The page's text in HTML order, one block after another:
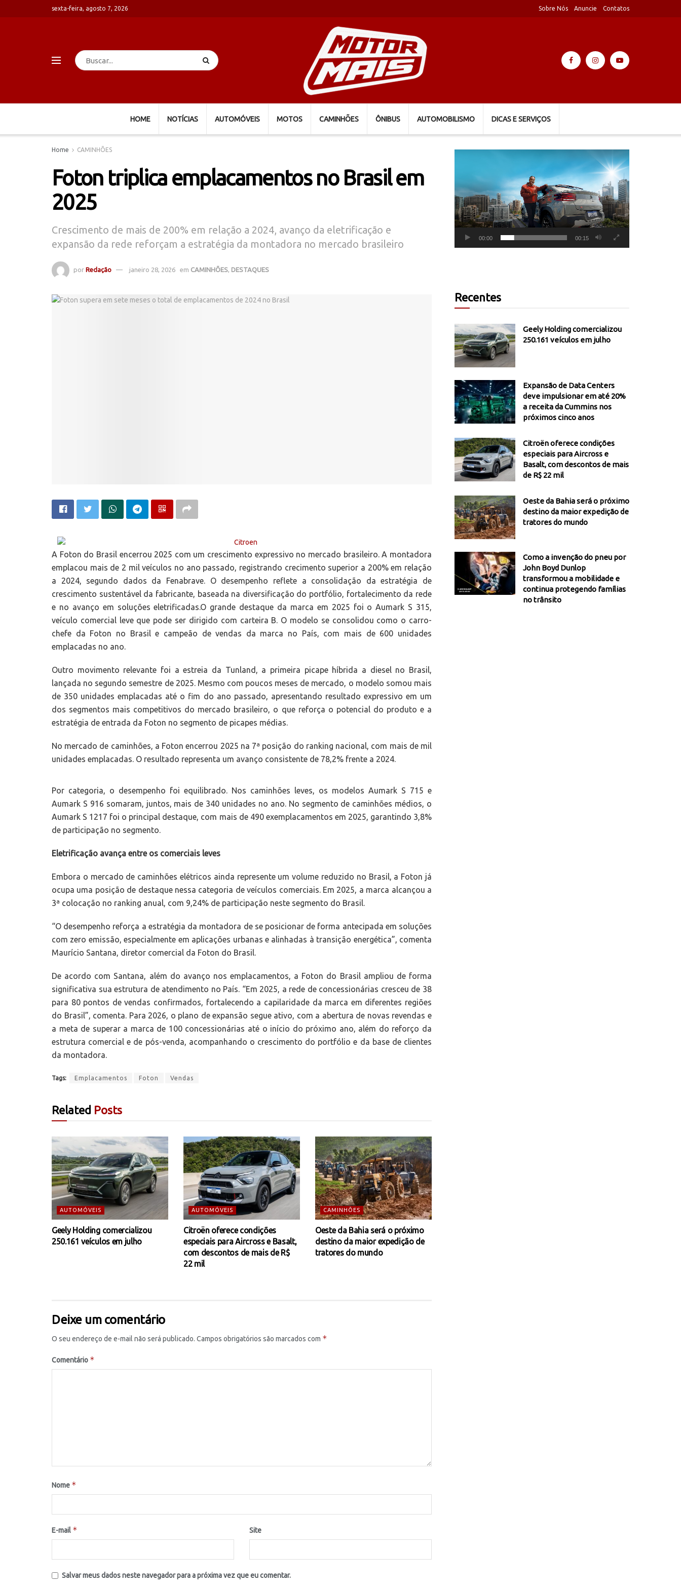
sexta-feira, agosto 7, 2026 Sobre Nós Anuncie Contatos
HOME NOTÍCIAS AUTOMÓVEIS MOTOS CAMINHÕES ÔNIBUS AUTOMOBILISMO DICAS E SERVIÇOS
Home CAMINHÕES
Foton triplica emplacamentos no Brasil em
2025
Crescimento de mais de 200% em relação a 2024, avanço da eletrificação e
expansão da rede reforçam a estratégia da montadora no mercado brasileiro
por Redação janeiro 28, 2026 em CAMINHÕES DESTAQUES
A Foton do Brasil encerrou 2025 com um crescimento expressivo no mercado brasileiro. A montadora
emplacou mais de 2 mil veículos no ano passado, registrando crecimento superior a 200% em relação
a 2024, segundo dados da Fenabrave. O desempenho reflete a consolidação da estratégia de
crescimento sustentável da fabricante, baseada na diversificação do portfólio, fortalecimento da rede
e no avanço em soluções eletrificadas.O grande destaque da marca em 2025 foi o Aumark S 315,
veículo comercial leve que pode ser dirigido com carteira B. O modelo se consolidou como o carro-
chefe da Foton no Brasil e campeão de vendas da marca no País, com mais de 600 unidades
emplacadas no ano.
Outro movimento relevante foi a estreia da Tunland, a primeira picape híbrida a diesel no Brasil,
lançada no segundo semestre de 2025. Mesmo com poucos meses de mercado, o modelo somou mais
de 350 unidades emplacadas até o fim do ano passado, apresentando resultado expressivo em um
dos segmentos mais competitivos do mercado brasileiro, o que reforça o potencial do produto e a
estratégia de entrada da Foton no segmento de picapes médias.
No mercado de caminhões, a Foton encerrou 2025 na 7ª posição do ranking nacional, com mais de mil
unidades emplacadas. O resultado representa um avanço consistente de 78,2% frente a 2024.
Por categoria, o desempenho foi equilibrado. Nos caminhões leves, os modelos Aumark S 715 e
Aumark S 916 somaram, juntos, mais de 340 unidades no ano. No segmento de caminhões médios, o
Aumark S 1217 foi o principal destaque, com mais de 490 exemplacamentos em 2025, garantindo 3,8%
de participação no segmento.
Eletrificação avança entre os comerciais leves
Embora o mercado de caminhões elétricos ainda represente um volume reduzido no Brasil, a Foton já
ocupa uma posição de destaque nessa categoria de veículos comerciais. Em 2025, a marca alcançou a
3ª colocação no ranking anual, com 9,24% de participação neste segmento do Brasil.
“O desempenho reforça a estratégia da montadora de se posicionar de forma antecipada em soluções
com zero emissão, especialmente em aplicações urbanas e alinhadas à transição energética”, comenta
Maurício Santana, diretor comercial da Foton do Brasil.
De acordo com Santana, além do avanço nos emplacamentos, a Foton do Brasil ampliou de forma
significativa sua estrutura de atendimento no País. “Em 2025, a rede de concessionárias cresceu de 38
para 80 pontos de vendas confirmados, fortalecendo a capilaridade da marca em diferentes regiões
do Brasil”, comenta. Para 2026, o plano de expansão segue ativo, com a abertura de novas revendas e
a meta de superar a marca de 100 concessionárias até o início do próximo ano, além do reforço da
estrutura comercial e de pós-venda, acompanhando o crescimento do portfólio e da base de clientes
da montadora.
Tags: Emplacamentos Foton Vendas
Related Posts
AUTOMÓVEIS
Geely Holding comercializou
250.161 veículos em julho
AUTOMÓVEIS
Citroën oferece condições
especiais para Aircross e Basalt,
com descontos de mais de R$
22 mil
CAMINHÕES
Oeste da Bahia será o próximo
destino da maior expedição de
tratores do mundo
Deixe um comentário
O seu endereço de e-mail não será publicado. Campos obrigatórios são marcados com *
Comentário *
Nome *
E-mail * Site
Salvar meus dados neste navegador para a próxima vez que eu comentar.
00:00 00:15
Recentes
Geely Holding comercializou
250.161 veículos em julho
Expansão de Data Centers
deve impulsionar em até 20%
a receita da Cummins nos
próximos cinco anos
Citroën oferece condições
especiais para Aircross e
Basalt, com descontos de mais
de R$ 22 mil
Oeste da Bahia será o próximo
destino da maior expedição de
tratores do mundo
Como a invenção do pneu por
John Boyd Dunlop
transformou a mobilidade e
continua protegendo famílias
no trânsito